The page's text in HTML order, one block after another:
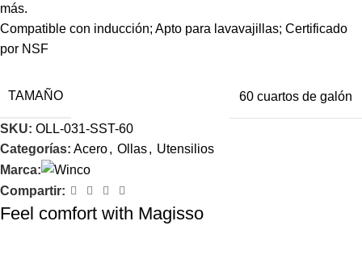
más.
Compatible con inducción; Apto para lavavajillas; Certificado
por NSF
TAMAÑO 60 cuartos de galón
SKU: OLL-031-SST-60
Categorías: Acero, Ollas, Utensilios
Marca:
Compartir:
Feel comfort with Magisso